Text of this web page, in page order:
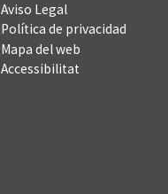
Aviso Legal
Política de privacidad
Mapa del web
Accessibilitat